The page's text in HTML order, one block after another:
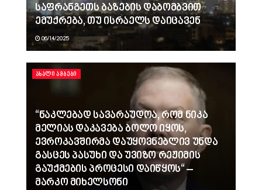
საფრანგეთს ბაზების დაბომბვით
ემუქრება, თუ ისრაელს დაიცავენ
06/14/2025
ᲐᲮᲐᲚᲘ ᲐᲛᲑᲔᲑᲘ
“ნაკლებად სავარაუდოა, რომ ნიკა
მელიას დაკავება ბოლო იყოს,
ევროკავშირმა დაუყოვნებლივ უნდა
გასცეს პასუხი და უვიზო რეჟიმის
გაუქმების პროცესი დაიწყოს“ –
მარკო მიხელსონი